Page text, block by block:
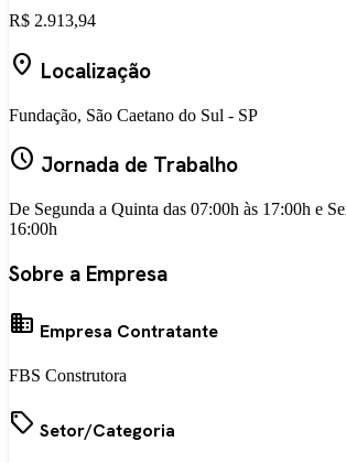
R$ 2.913,94
location_on Localização
Fundação, São Caetano do Sul - SP
schedule Jornada de Trabalho
De Segunda a Quinta das 07:00h às 17:00h e
16:00h
Sobre a Empresa
business Empresa Contratante
FBS Construtora
local_offer Setor/Categoria